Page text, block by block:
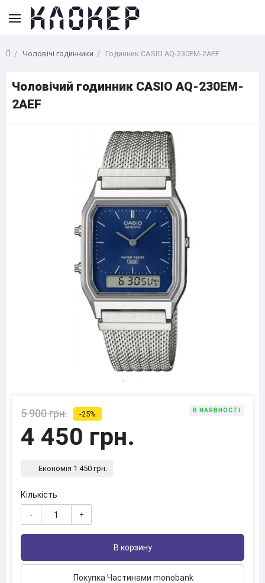
Чоловічі годинники Годинник CASIO AQ-230EM-2AEF
Чоловічий годинник CASIO AQ-230EM-
2AEF
5 900 грн. -25%
4 450 грн.
В НАЯВНОСТІ
Економія 1 450 грн.
Кількість
- +
В корзину
Покупка Частинами monobank